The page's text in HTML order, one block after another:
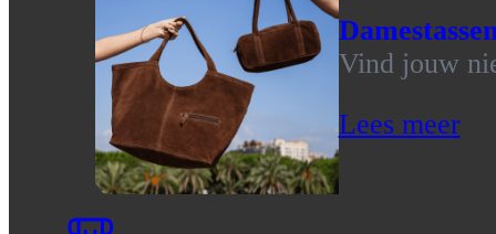
Vind jouw
Lees meer